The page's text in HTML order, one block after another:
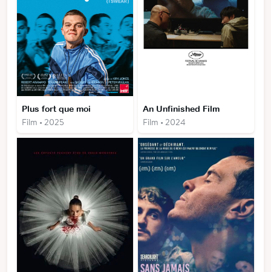
Plus fort que moi
Film • 2025
An Unfinished Film
Film • 2024